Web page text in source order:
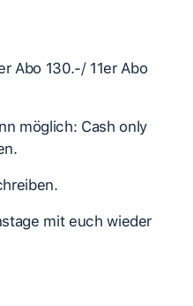
130.-/ 11er Abo
möglich: Cash only
mit euch wieder